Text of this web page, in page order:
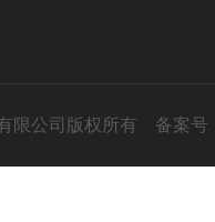
限公司版权所有 备案号